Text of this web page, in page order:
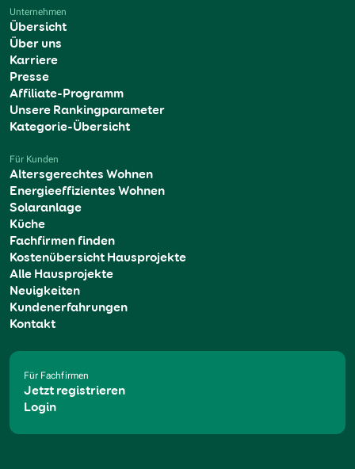
Unternehmen
Übersicht
Über uns
Karriere
Presse
Affiliate-Programm
Unsere Rankingparameter
Kategorie-Übersicht
Für Kunden
Altersgerechtes Wohnen
Energieeffizientes Wohnen
Solaranlage
Küche
Fachfirmen finden
Kostenübersicht Hausprojekte
Alle Hausprojekte
Neuigkeiten
Kundenerfahrungen
Kontakt
Für Fachfirmen
Jetzt registrieren
Login